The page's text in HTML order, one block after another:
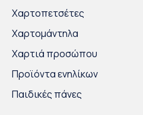
Χαρτοπετσέτες
Χαρτομάντηλα
Χαρτιά προσώπου
Προϊόντα ενηλίκων
Παιδικές πάνες